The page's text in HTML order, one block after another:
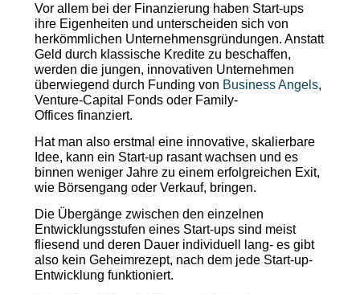
Vor allem bei der Finanzierung haben Start-ups
ihre Eigenheiten und unterscheiden sich von
herkömmlichen Unternehmensgründungen. Anstatt
Geld durch klassische Kredite zu beschaffen,
werden die jungen, innovativen Unternehmen
überwiegend durch Funding von Business Angels,
Venture-Capital Fonds oder Family-
Offices finanziert.
Hat man also erstmal eine innovative, skalierbare
Idee, kann ein Start-up rasant wachsen und es
binnen weniger Jahre zu einem erfolgreichen Exit,
wie Börsengang oder Verkauf, bringen.
Die Übergänge zwischen den einzelnen
Entwicklungsstufen eines Start-ups sind meist
fliesend und deren Dauer individuell lang- es gibt
also kein Geheimrezept, nach dem jede Start-up-
Entwicklung funktioniert.